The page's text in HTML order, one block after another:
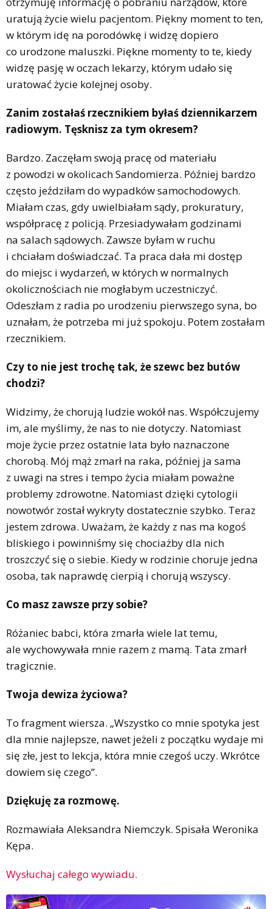
uratują życie wielu pacjentom. Piękny moment to ten,
w którym idę na porodówkę i widzę dopiero
co urodzone maluszki. Piękne momenty to te, kiedy
widzę pasję w oczach lekarzy, którym udało się
uratować życie kolejnej osoby.
Zanim zostałaś rzecznikiem byłaś dziennikarzem
radiowym. Tęsknisz za tym okresem?
Bardzo. Zaczęłam swoją pracę od materiału
z powodzi w okolicach Sandomierza. Później bardzo
często jeździłam do wypadków samochodowych.
Miałam czas, gdy uwielbiałam sądy, prokuratury,
współpracę z policją. Przesiadywałam godzinami
na salach sądowych. Zawsze byłam w ruchu
i chciałam doświadczać. Ta praca dała mi dostęp
do miejsc i wydarzeń, w których w normalnych
okolicznościach nie mogłabym uczestniczyć.
Odeszłam z radia po urodzeniu pierwszego syna, bo
uznałam, że potrzeba mi już spokoju. Potem zostałam
rzecznikiem.
Czy to nie jest trochę tak, że szewc bez butów
chodzi?
Widzimy, że chorują ludzie wokół nas. Współczujemy
im, ale myślimy, że nas to nie dotyczy. Natomiast
moje życie przez ostatnie lata było naznaczone
chorobą. Mój mąż zmarł na raka, później ja sama
z uwagi na stres i tempo życia miałam poważne
problemy zdrowotne. Natomiast dzięki cytologii
nowotwór został wykryty dostatecznie szybko. Teraz
jestem zdrowa. Uważam, że każdy z nas ma kogoś
bliskiego i powinniśmy się chociażby dla nich
troszczyć się o siebie. Kiedy w rodzinie choruje jedna
osoba, tak naprawdę cierpią i chorują wszyscy.
Co masz zawsze przy sobie?
Różaniec babci, która zmarła wiele lat temu,
ale wychowywała mnie razem z mamą. Tata zmarł
tragicznie.
Twoja dewiza życiowa?
To fragment wiersza. „Wszystko co mnie spotyka jest
dla mnie najlepsze, nawet jeżeli z początku wydaje mi
się złe, jest to lekcja, która mnie czegoś uczy. Wkrótce
dowiem się czego”.
Dziękuję za rozmowę.
Rozmawiała Aleksandra Niemczyk. Spisała Weronika
Kępa.
Wysłuchaj całego wywiadu.